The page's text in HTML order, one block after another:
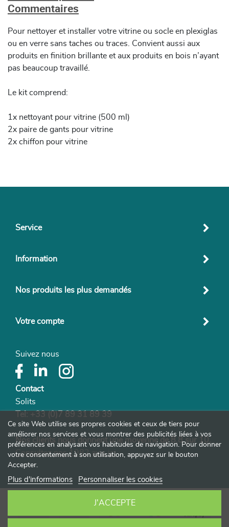
Commentaires
Pour nettoyer et installer votre vitrine ou socle en plexiglas
ou en verre sans taches ou traces. Convient aussi aux
produits en finition brillante et aux produits en bois n’ayant
pas beaucoup travaillé.
Le kit comprend:
1x nettoyant pour vitrine (500 ml)
2x paire de gants pour vitrine
2x chiffon pour vitrine
Service
Information
Nos produits les plus demandés
Votre compte
Suivez nous
Contact
Solits
Tel: +33 (0)7 89 31 89 39
Nos clients nous donnent une moyenne de 8,8 sur 10.
Consultez nos 1982 avis ici
Ce site Web utilise ses propres cookies et ceux de tiers pour
améliorer nos services et vous montrer des publicités liées à vos
préférences en analysant vos habitudes de navigation. Pour donner
votre consentement à son utilisation, appuyez sur le bouton
Accepter.
Plus d'informations Personnaliser les cookies
J'ACCEPTE